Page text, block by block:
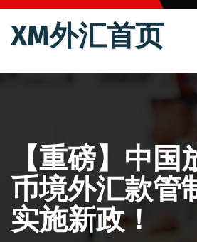
跳
XM外汇首页
【重磅】中国
币境外汇款管
实施新政！